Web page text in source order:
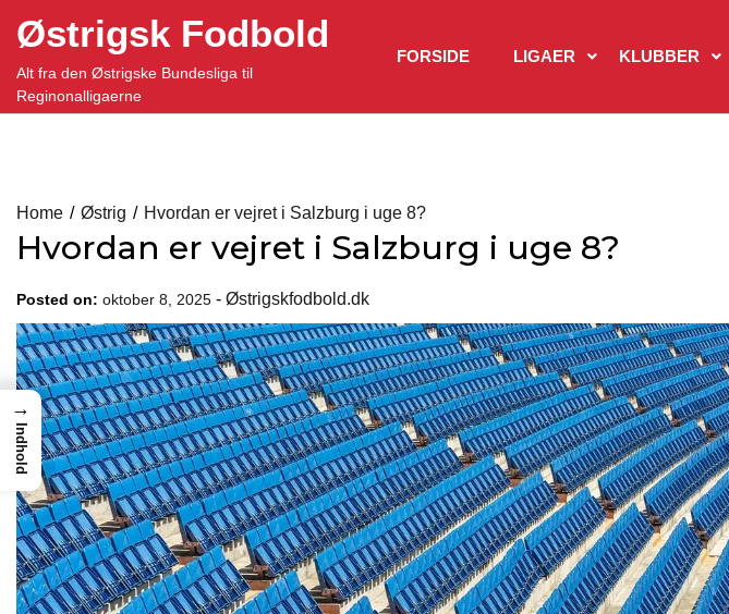
content
Østrigsk Fodbold
Alt fra den Østrigske Bundesliga til
Reginonalligaerne
FORSIDE LIGAER KLUBBER
Home Østrig Hvordan er vejret i Salzburg i uge 8?
Hvordan er vejret i Salzburg i uge 8?
Posted on: oktober 8, 2025 - Østrigskfodbold.dk
→
Indhold